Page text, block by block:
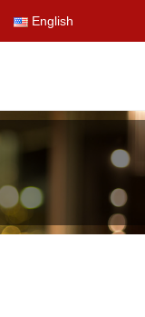
English